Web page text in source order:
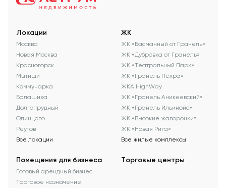
Локации
Москва
Новая Москва
Красногорск
Мытищи
Коммунарка
Балашиха
Долгопрудный
Одинцово
Реутов
Все локации
ЖК
ЖК «Басманный от Гранель»
ЖК «Дубровка от Гранель»
ЖК «Театральный Парк»
ЖК «Гранель Пехра»
ЖКА HighWay
ЖК «Гранель Аникеевский»
ЖК «Гранель Ильинойс»
ЖК «Высокие жаворонки»
ЖК «Новая Рига»
Все жилые комплексы
Помещения для бизнеса
Готовый арендный бизнес
Торговое назначение
Торговые центры